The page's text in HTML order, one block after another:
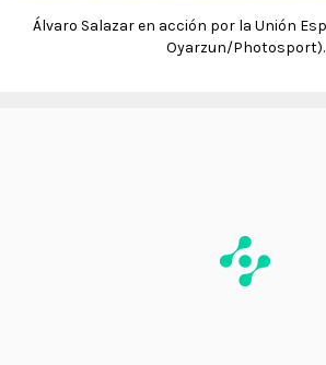
Álvaro Salazar en acción por la Unión
Oyarzun/Photosport).